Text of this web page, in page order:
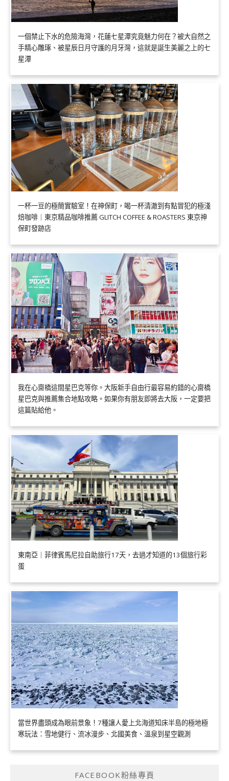
一個禁止下水的危險海灣，花蓮七星潭究竟魅力何在？被大自然之
手精心雕琢、被星辰日月守護的月牙灣，這就是誕生美麗之上的七
星潭
一杯一豆的極簡實驗室！在神保町，喝一杯清澈到有點冒犯的極淺
焙咖啡｜東京精品咖啡推薦 GLITCH COFFEE & ROASTERS 東京神
保町發跡店
我在心齋橋這間星巴克等你。大阪新手自由行最容易約錯的心齋橋
星巴克與推薦集合地點攻略。如果你有朋友即將去大阪，一定要把
這篇貼給他。
東南亞｜菲律賓馬尼拉自助旅行17天，去過才知道的13個旅行彩
蛋
當世界盡頭成為眼前景象！7種讓人愛上北海道知床半島的極地極
寒玩法：雪地健行、流冰漫步、北國美食、溫泉到星空觀測
FACEBOOK粉絲專頁